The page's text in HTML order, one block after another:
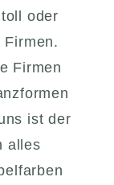
oder
Firmen
ist der
alles